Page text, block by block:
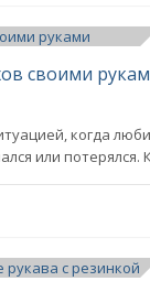
своими
когда
или